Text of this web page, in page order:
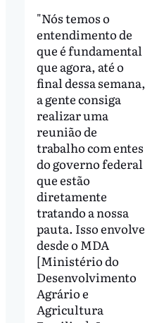
"Nós temos o
entendimento de
que é fundamental
que agora, até o
final dessa semana,
a gente consiga
realizar uma
reunião de
trabalho com entes
do governo federal
que estão
diretamente
tratando a nossa
pauta. Isso envolve
desde o MDA
[Ministério do
Desenvolvimento
Agrário e
Agricultura